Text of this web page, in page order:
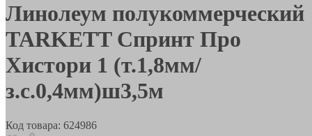
Линолеум полукоммерческий
TARKETT Спринт Про
Хистори 1 (т.1,8мм/
з.с.0,4мм)ш3,5м
Код товара: 624986